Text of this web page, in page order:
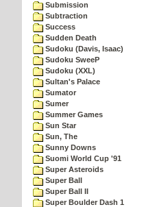
Submission
Subtraction
Success
Sudden Death
Sudoku (Davis, Isaac)
Sudoku SweeP
Sudoku (XXL)
Sultan's Palace
Sumator
Sumer
Summer Games
Sun Star
Sun, The
Sunny Downs
Suomi World Cup '91
Super Asteroids
Super Ball
Super Ball II
Super Boulder Dash 1